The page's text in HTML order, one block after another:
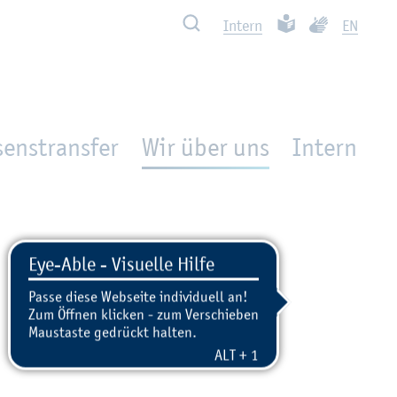
Such­ben In­tern Leich­te Spra­che
EN
Wir über uns In­tern